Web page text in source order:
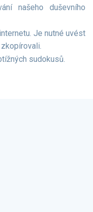
našeho duševního
Je nutné uvést
sudokusů.